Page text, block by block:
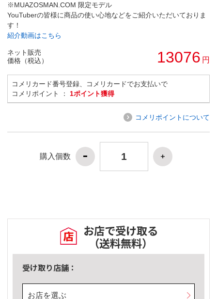
※MUAZOSMAN.COM 限定モデル
YouTuberの皆様に商品の使い心地などをご紹介いただいておりま
す！
紹介動画はこちら
ネット販売
価格（税込）
13076 円
コメリカード番号登録、コメリカードでお支払いで
コメリポイント ： 1ポイント獲得
コメリポイントについて
購入個数
お店で受け取る
（送料無料）
受け取り店舗：
お店を選ぶ